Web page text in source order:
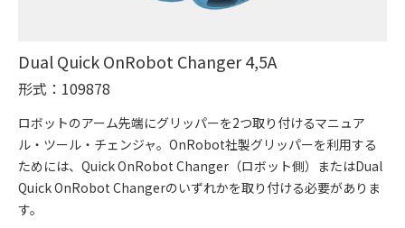
Dual Quick OnRobot Changer 4,5A
形式：109878
ロボットのアーム先端にグリッパーを2つ取り付けるマニュア
ル・ツール・チェンジャ。OnRobot社製グリッパーを利用する
ためには、Quick OnRobot Changer（ロボット側）またはDual
Quick OnRobot Changerのいずれかを取り付ける必要がありま
す。